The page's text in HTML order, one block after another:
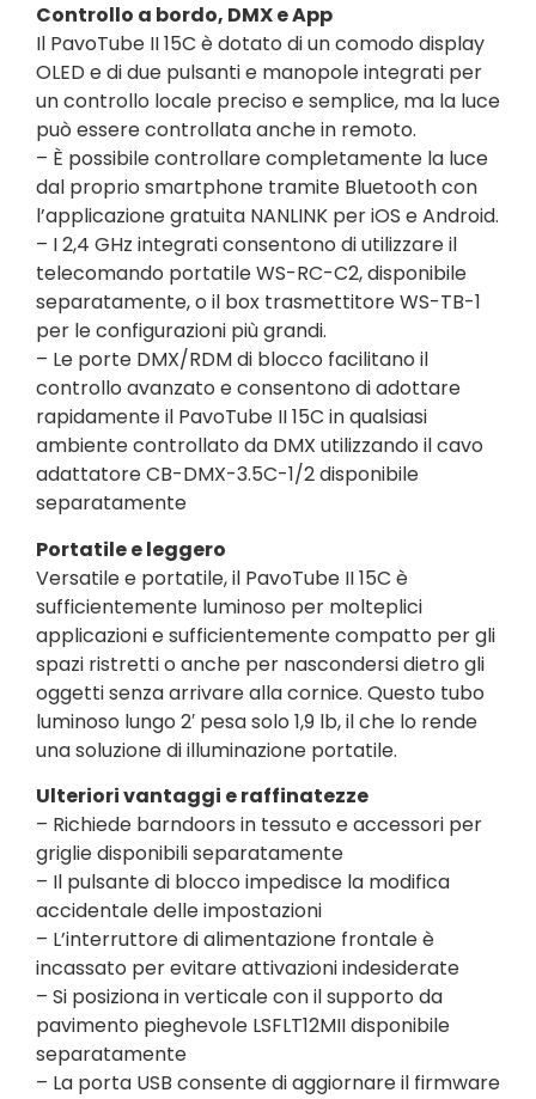
Controllo a bordo, DMX e App
Il PavoTube II 15C è dotato di un comodo display
OLED e di due pulsanti e manopole integrati per
un controllo locale preciso e semplice, ma la luce
può essere controllata anche in remoto.
– È possibile controllare completamente la luce
dal proprio smartphone tramite Bluetooth con
l’applicazione gratuita NANLINK per iOS e Android.
– I 2,4 GHz integrati consentono di utilizzare il
telecomando portatile WS-RC-C2, disponibile
separatamente, o il box trasmettitore WS-TB-1
per le configurazioni più grandi.
– Le porte DMX/RDM di blocco facilitano il
controllo avanzato e consentono di adottare
rapidamente il PavoTube II 15C in qualsiasi
ambiente controllato da DMX utilizzando il cavo
adattatore CB-DMX-3.5C-1/2 disponibile
separatamente
Portatile e leggero
Versatile e portatile, il PavoTube II 15C è
sufficientemente luminoso per molteplici
applicazioni e sufficientemente compatto per gli
spazi ristretti o anche per nascondersi dietro gli
oggetti senza arrivare alla cornice. Questo tubo
luminoso lungo 2′ pesa solo 1,9 lb, il che lo rende
una soluzione di illuminazione portatile.
Ulteriori vantaggi e raffinatezze
– Richiede barndoors in tessuto e accessori per
griglie disponibili separatamente
– Il pulsante di blocco impedisce la modifica
accidentale delle impostazioni
– L’interruttore di alimentazione frontale è
incassato per evitare attivazioni indesiderate
– Si posiziona in verticale con il supporto da
pavimento pieghevole LSFLT12MII disponibile
separatamente
– La porta USB consente di aggiornare il firmware